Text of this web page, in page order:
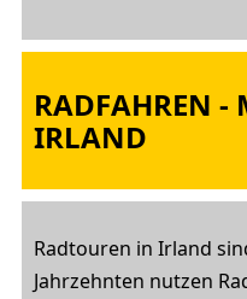
RADFAHREN
IRLAND
Radtouren in Irland
Jahrzehnten nutzen